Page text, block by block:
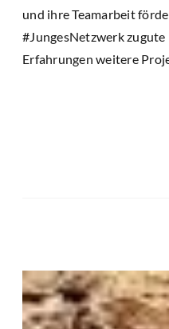
und ihre Teamarbeit
#JungesNetzwerk
Erfahrungen weitere